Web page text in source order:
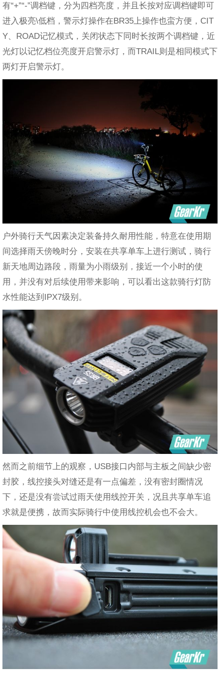
有“+”“-”调档键，分为四档亮度，并且长按对应调档键即可
进入极亮\低档，警示灯操作在BR35上操作也蛮方便，CIT
Y、ROAD记忆模式，关闭状态下同时长按两个调档键，近
光灯以记忆档位亮度开启警示灯，而TRAIL则是相同模式下
两灯开启警示灯。
户外骑行天气因素决定装备持久耐用性能，特意在使用期
间选择雨天傍晚时分，安装在共享单车上进行测试，骑行
新天地周边路段，雨量为小雨级别，接近一个小时的使
用，并没有对后续使用带来影响，可以看出这款骑行灯防
水性能达到IPX7级别。
然而之前细节上的观察，USB接口内部与主板之间缺少密
封胶，线控接头对缝还是有一点偏差，没有密封圈情况
下，还是没有尝试过雨天使用线控开关，况且共享单车追
求就是便携，故而实际骑行中使用线控机会也不会大。